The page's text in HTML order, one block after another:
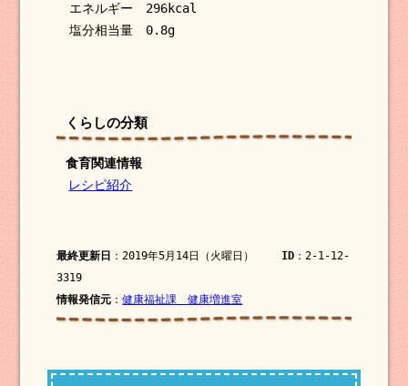
エネルギー 296kcal
塩分相当量 0.8g
くらしの分類
食育関連情報
レシピ紹介
最終更新日 ：2019年5月14日（火曜日） ID ：2-1-12-
3319
情報発信元 ：健康福祉課 健康増進室